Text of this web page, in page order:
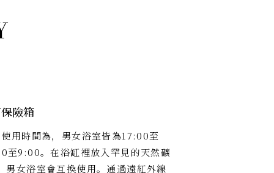
險箱
用時間為，男女浴室皆為17:00至
9:00。在浴缸裡放入罕見的天然礦
男女浴室會互換使用。通過遠紅外線